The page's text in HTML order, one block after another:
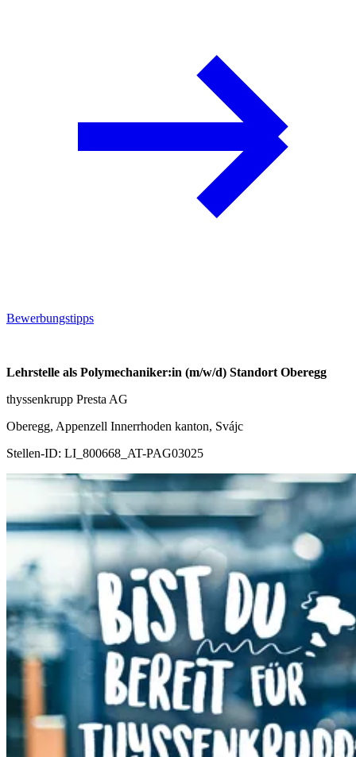
Bewerbungstipps
Lehrstelle als Polymechaniker:in (m/w/d) Standort Oberegg
thyssenkrupp Presta AG
Oberegg, Appenzell Innerrhoden kanton, Svájc
Stellen-ID: LI_800668_AT-PAG03025